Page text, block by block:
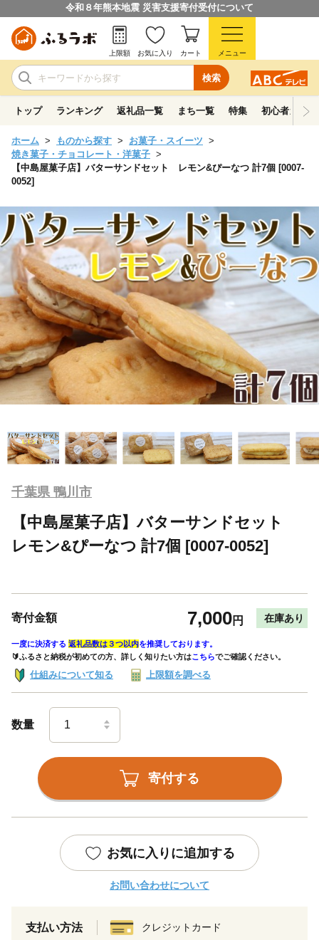
令和８年熊本地震 災害支援寄付受付について
検索
上限額 お気に入り カート メニュー
トップ ランキング 返礼品一覧 まち一覧 特集 初心者ガイド
ホーム ものから探す
お菓子・スイーツ
焼き菓子・チョコレート・洋菓子
【中島屋菓子店】バターサンドセット レモン&ぴーなつ 計7個 [0007-
0052]
千葉県 鴨川市
【中島屋菓子店】バターサンドセット
レモン&ぴーなつ 計7個 [0007-0052]
寄付金額 7,000円 在庫あり
一度に決済する 返礼品数は３つ以内を推奨しております。
🔰ふるさと納税が初めての方、詳しく知りたい方はこちらでご確認ください。
仕組みについて知る 上限額を調べる
数量
寄付する
お気に入りに追加する
お問い合わせについて
支払い方法 クレジットカード